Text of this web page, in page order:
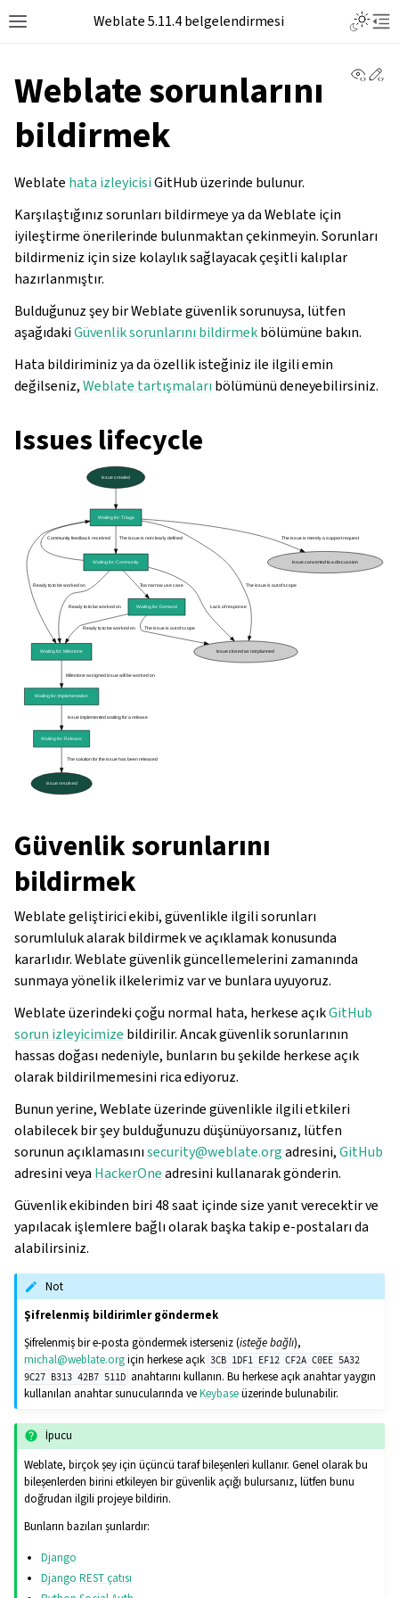
Toggle site navigation sidebar
Weblate 5.11.4 belgelendirmesi
navigation of Yapılandırma yönergesi
Weblate sorunlarını
bildirmek
Weblate hata izleyicisiGitHub üzerinde bulunur.
Karşılaştığınız sorunları bildirmeye ya da Weblate için
iyileştirme önerilerinde bulunmaktan çekinmeyin. Sorunları
bildirmeniz için size kolaylık sağlayacak çeşitli kalıplar
hazırlanmıştır.
Bulduğunuz şey bir Weblate güvenlik sorunuysa, lütfen
aşağıdakiGüvenlik sorunlarını bildirmekbölümüne bakın.
Hata bildiriminiz ya da özellik isteğiniz ile ilgili emin
değilseniz,Weblate tartışmaları bölümünü deneyebilirsiniz.
Issues lifecycle
Güvenlik sorunlarını
bildirmek
Weblate geliştirici ekibi, güvenlikle ilgili sorunları
sorumluluk alarak bildirmek ve açıklamak konusunda
kararlıdır. Weblate güvenlik güncellemelerini zamanında
sunmaya yönelik ilkelerimiz var ve bunlara uyuyoruz.
Weblate üzerindeki çoğu normal hata, herkese açıkGitHub
sorun izleyicimize bildirilir. Ancak güvenlik sorunlarının
hassas doğası nedeniyle, bunların bu şekilde herkese açık
olarak bildirilmemesini rica ediyoruz.
Bunun yerine, Weblate üzerinde güvenlikle ilgili etkileri
olabilecek bir şey bulduğunuzu düşünüyorsanız, lütfen
sorunun açıklamasınısecurity@weblate.orgadresini,GitHub
adresini veya HackerOneadresini kullanarak gönderin.
Güvenlik ekibinden biri 48 saat içinde size yanıt verecektir ve
yapılacak işlemlere bağlı olarak başka takip e-postaları da
alabilirsiniz.
Not
Şifrelenmiş bildirimler göndermek
Şifrelenmiş bir e-posta göndermek isterseniz (isteğe bağlı),
michal@weblate.orgiçin herkese açık 3CB 1DF1 EF12 CF2A C0EE 5A32
9C27 B313 42B7 511D anahtarını kullanın. Bu herkese açık anahtar yaygın
kullanılan anahtar sunucularında veKeybaseüzerinde bulunabilir.
İpucu
Weblate, birçok şey için üçüncü taraf bileşenleri kullanır. Genel olarak bu
bileşenlerden birini etkileyen bir güvenlik açığı bulursanız, lütfen bunu
doğrudan ilgili projeye bildirin.
Bunların bazıları şunlardır:
Django
Django REST çatısı